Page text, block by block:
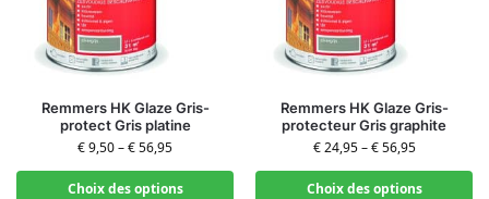
Remmers HK Glaze Gris-
protect Gris platine
€9,50–€56,95
Choix des options
Remmers HK Glaze Gris-
protecteur Gris graphite
€24,95–€56,95
Choix des options